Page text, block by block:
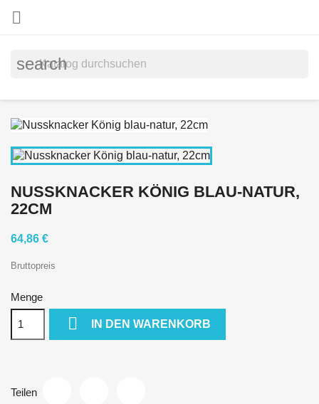

search
NUSSKNACKER KÖNIG BLAU-NATUR,
22CM
64,86 €
Bruttopreis
Menge
 IN DEN WARENKORB
Teilen